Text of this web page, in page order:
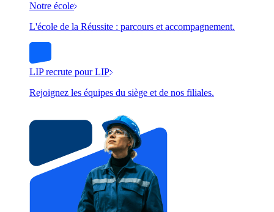
Notre école
L'école de la Réussite : parcours et accompagnement.
LIP recrute pour LIP
Rejoignez les équipes du siège et de nos filiales.